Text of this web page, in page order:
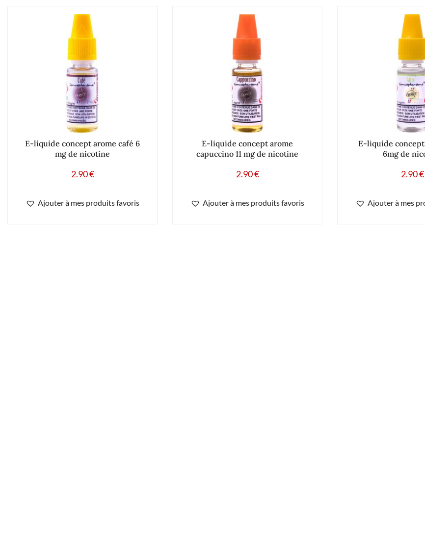
E-liquide concept arome café 6
mg de nicotine
2.90€
Ajouter à mes produits favoris
E-liquide concept arome
capuccino 11 mg de nicotine
2.90€
Ajouter à mes produits favoris
E-liquide
6mg de
2.90€
Ajouter à mes